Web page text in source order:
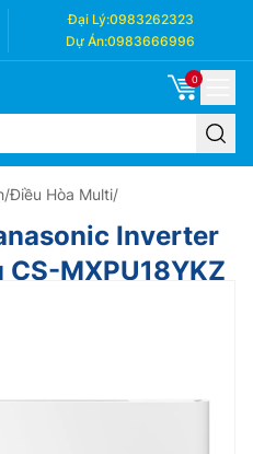
Đại Lý:0983262323
Dự Án:0983666996
0
/Điều Hòa Multi/
Inverter
CS-MXPU18YKZ